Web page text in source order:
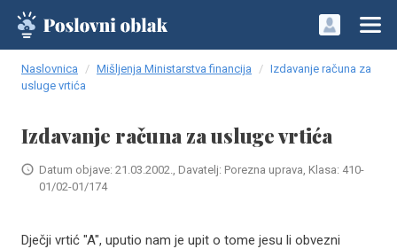
Naslovnica Mišljenja Ministarstva financija
Izdavanje računa za
usluge vrtića
Izdavanje računa za usluge vrtića
Datum objave: 21.03.2002., Davatelj: Porezna uprava, Klasa: 410-
01/02-01/174
Dječji vrtić "A", uputio nam je upit o tome jesu li obvezni